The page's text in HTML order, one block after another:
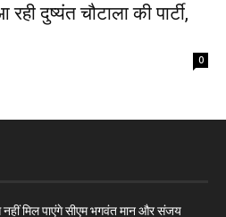
दुष्यंत चौटाला की पार्टी,
0
मिल पाएंगे सीएम भगवंत मान और संजय